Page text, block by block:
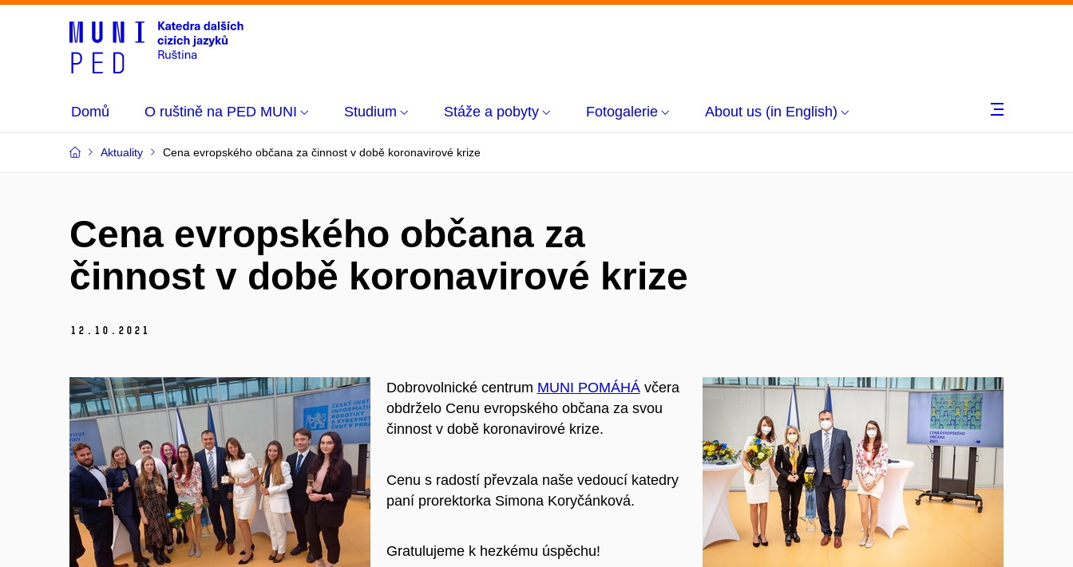
Domů O ruštině na PED MUNI Studium Stáže a pobyty Fotogalerie About us (in English)
Aktuality Cena evropského občana za činnost v době koronavirové krize
Cena evropského občana za
činnost v době koronavirové krize
12. 10. 2021
Dobrovolnické centrum MUNI POMÁHÁvčera
obdrželo Cenu evropského občana za svou
činnost v době koronavirové krize.
Cenu s radostí převzala naše vedoucí katedry
paní prorektorka Simona Koryčánková.
Gratulujeme k hezkému úspěchu!